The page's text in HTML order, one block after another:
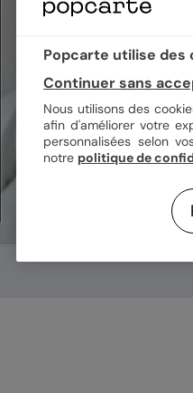
Popcarte utilise des
Continuer sans
Nous utilisons des
afin d'améliorer votre
personnalisées selon
notre politique de